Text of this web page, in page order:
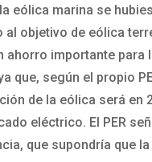
eólica marina se
al objetivo de eólica
ahorro importante para
que, según el propio
de la eólica será en
eléctrico. El PER
que supondría que